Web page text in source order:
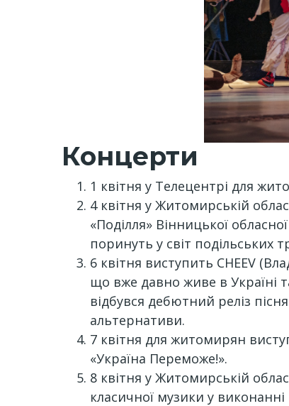
Концерти
1 квітня у Телецентрі для
4 квітня у Житомирській
«Поділля» Вінницької
поринуть у світ подільських
6 квітня виступить CHEEV
що вже давно живе в Україні
відбувся дебютний реліз
альтернативи.
7 квітня для житомирян
«Україна Переможе!».
8 квітня у Житомирській
класичної музики у